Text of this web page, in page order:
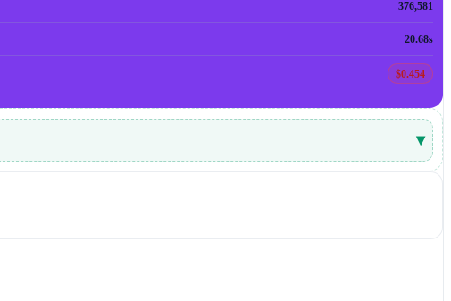
376,581
20.68s
$0.454
▾